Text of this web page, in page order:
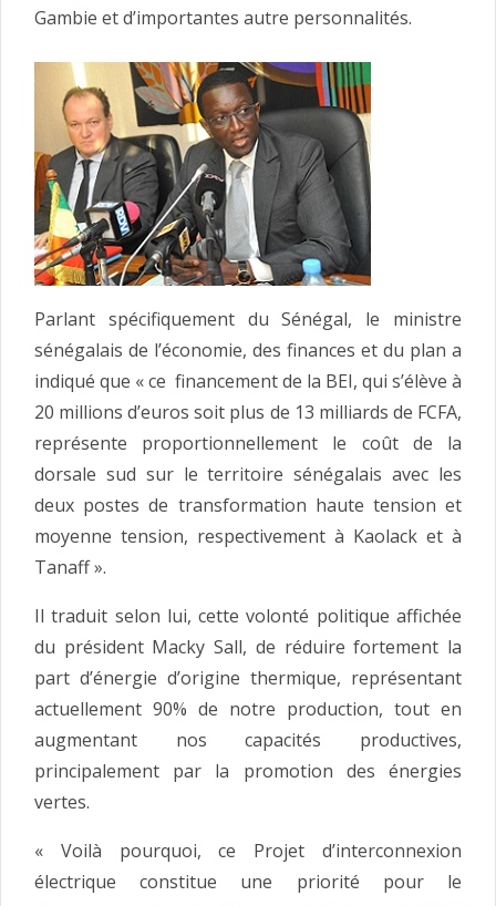
Gambie et d’importantes autre personnalités.
Parlant spécifiquement du Sénégal, le ministre
sénégalais de l’économie, des finances et du plan a
indiqué que « ce financement de la BEI, qui s’élève à
20 millions d’euros soit plus de 13 milliards de FCFA,
représente proportionnellement le coût de la
dorsale sud sur le territoire sénégalais avec les
deux postes de transformation haute tension et
moyenne tension, respectivement à Kaolack et à
Tanaff ».
Il traduit selon lui, cette volonté politique affichée
du président Macky Sall, de réduire fortement la
part d’énergie d’origine thermique, représentant
actuellement 90% de notre production, tout en
augmentant nos capacités productives,
principalement par la promotion des énergies
vertes.
« Voilà pourquoi, ce Projet d’interconnexion
électrique constitue une priorité pour le